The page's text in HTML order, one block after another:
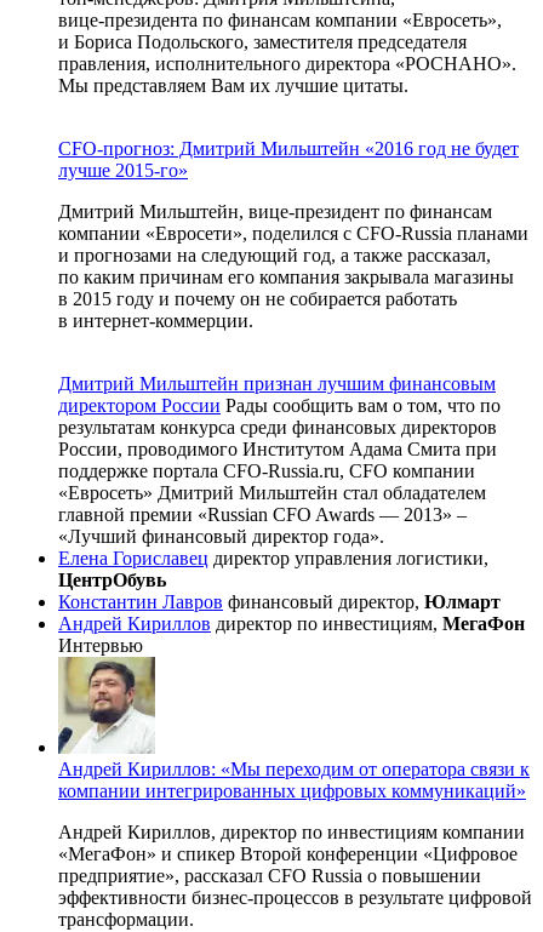
вице-президента по финансам компании «Евросеть»,
и Бориса Подольского, заместителя председателя
правления, исполнительного директора «РОСНАНО».
Мы представляем Вам их лучшие цитаты.
CFO-прогноз: Дмитрий Мильштейн «2016 год не будет
лучше 2015-го»
Дмитрий Мильштейн, вице-президент по финансам
компании «Евросети», поделился с CFO-Russia планами
и прогнозами на следующий год, а также рассказал,
по каким причинам его компания закрывала магазины
в 2015 году и почему он не собирается работать
в интернет-коммерции.
Дмитрий Мильштейн признан лучшим финансовым
директором России Рады сообщить вам о том, что по
результатам конкурса среди финансовых директоров
России, проводимого Институтом Адама Смита при
поддержке портала CFO-Russia.ru, CFO компании
«Евросеть» Дмитрий Мильштейн стал обладателем
главной премии «Russian CFO Awards — 2013» –
«Лучший финансовый директор года».
Елена Гориславец директор управления логистики,
ЦентрОбувь
Константин Лавров финансовый директор, Юлмарт
Андрей Кириллов директор по инвестициям, МегаФон
Интервью
Андрей Кириллов: «Мы переходим от оператора связи к
компании интегрированных цифровых коммуникаций»
Андрей Кириллов, директор по инвестициям компании
«МегаФон» и спикер Второй конференции «Цифровое
предприятие», рассказал CFO Russia о повышении
эффективности бизнес-процессов в результате цифровой
трансформации.